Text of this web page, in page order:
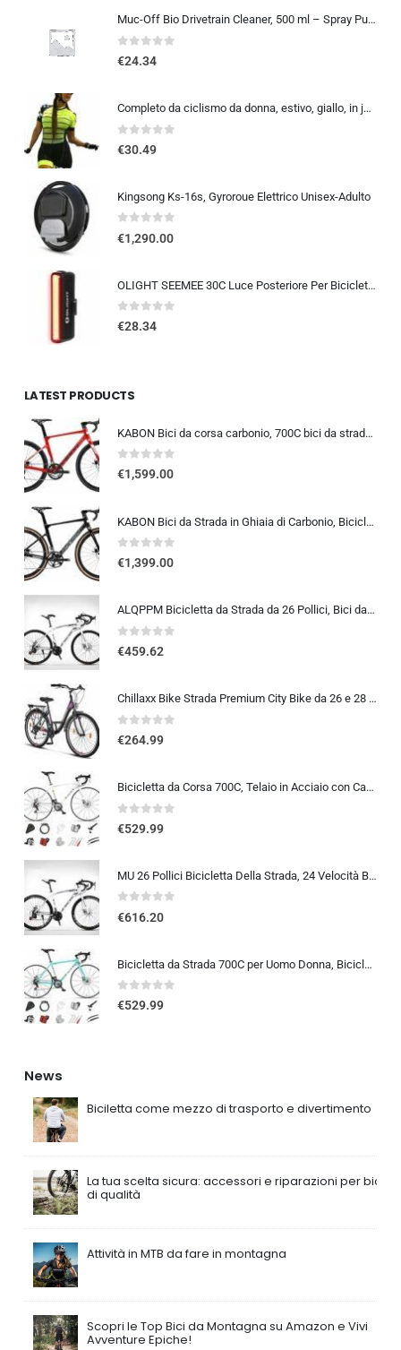
Muc-Off Bio Drivetrain Cleaner, 500 ml – Spray Pulisci Catena Bici e Sgrassatore Catena Bici – Efficace e Biodegradabile – Pe
0out of 5
€24.34
Completo da ciclismo da donna, estivo, giallo, in jersey, taglia XS-3XL
0out of 5
€30.49
Kingsong Ks-16s, Gyroroue Elettrico Unisex-Adulto
0out of 5
€1,290.00
OLIGHT SEEMEE 30C Luce Posteriore Per Bicicletta LED 30 LUMEN Torcia Bici Rossa 5 Modalità Impermeabile IPX6 TYPE-C Fanale Po
0out of 5
€28.34
LATEST PRODUCTS
KABON Bici da corsa carbonio, 700C bici da strada T800 Completamente carbonio con Shimano 105 R7000 22 velocità 8.1 KG Leg…
0out of 5
€1,599.00
KABON Bici da Strada in Ghiaia di Carbonio, Bicicletta con Telaio in Fibra di Carbonio T800 con Bicicletta da Corsa con Fr…
0out of 5
€1,399.00
ALQPPM Bicicletta da Strada da 26 Pollici, Bici da 24 Velocità, Freno a Doppio Disco, Telaio in Acciaio ad Alto Tenore Di …
0out of 5
€459.62
Chillaxx Bike Strada Premium City Bike da 26 e 28 pollici, bicicletta per ragazze, ragazzi, uomini e donne, cambio a 21 ma…
0out of 5
€264.99
Bicicletta da Corsa 700C, Telaio in Acciaio con Cambio a 24/27/30 Marce, Bicicletta da Strada per Uomo Donna, Bici da Stra…
0out of 5
€529.99
MU 26 Pollici Bicicletta Della Strada, 24 Velocità Bici, Doppio Disco Freno, Acciaio Al Carbonio Telaio, Strada Biciclette…
0out of 5
€616.20
Bicicletta da Strada 700C per Uomo Donna, Bicicletta da Corsa con Freno a Disco 24/27/30 velocità, Telaio in Acciaio ad Al…
0out of 5
€529.99
News
Biciletta come mezzo di trasporto e divertimento
La tua scelta sicura: accessori e riparazioni per bici
di qualità
Attività in MTB da fare in montagna
Scopri le Top Bici da Montagna su Amazon e Vivi
Avventure Epiche!